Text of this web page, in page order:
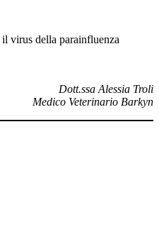
il virus della parainfluenza
Dott.ssa Alessia Troli
Medico Veterinario Barkyn